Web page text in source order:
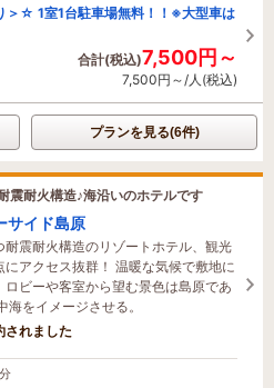
＞☆ 1室1台駐車場無料！！※大型車は
合計(税込)7,500円～
7,500円～/人(税込)
プランを見る(6件)
震耐火構造♪海沿いのホテルです
サイド島原
耐震耐火構造のリゾートホテル、観光
にアクセス抜群！ 温暖な気候で敷地に
ロビーや客室から望む景色は島原であ
海をイメージさせる。
されました